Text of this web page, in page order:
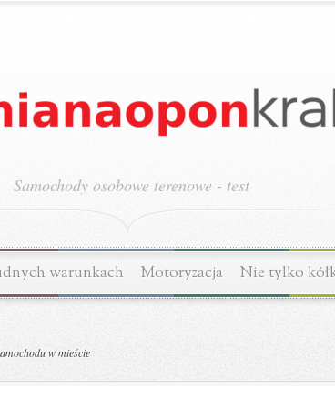
Samochody osobowe terenowe - test
warunkach Motoryzacja Nie tylko
w mieście